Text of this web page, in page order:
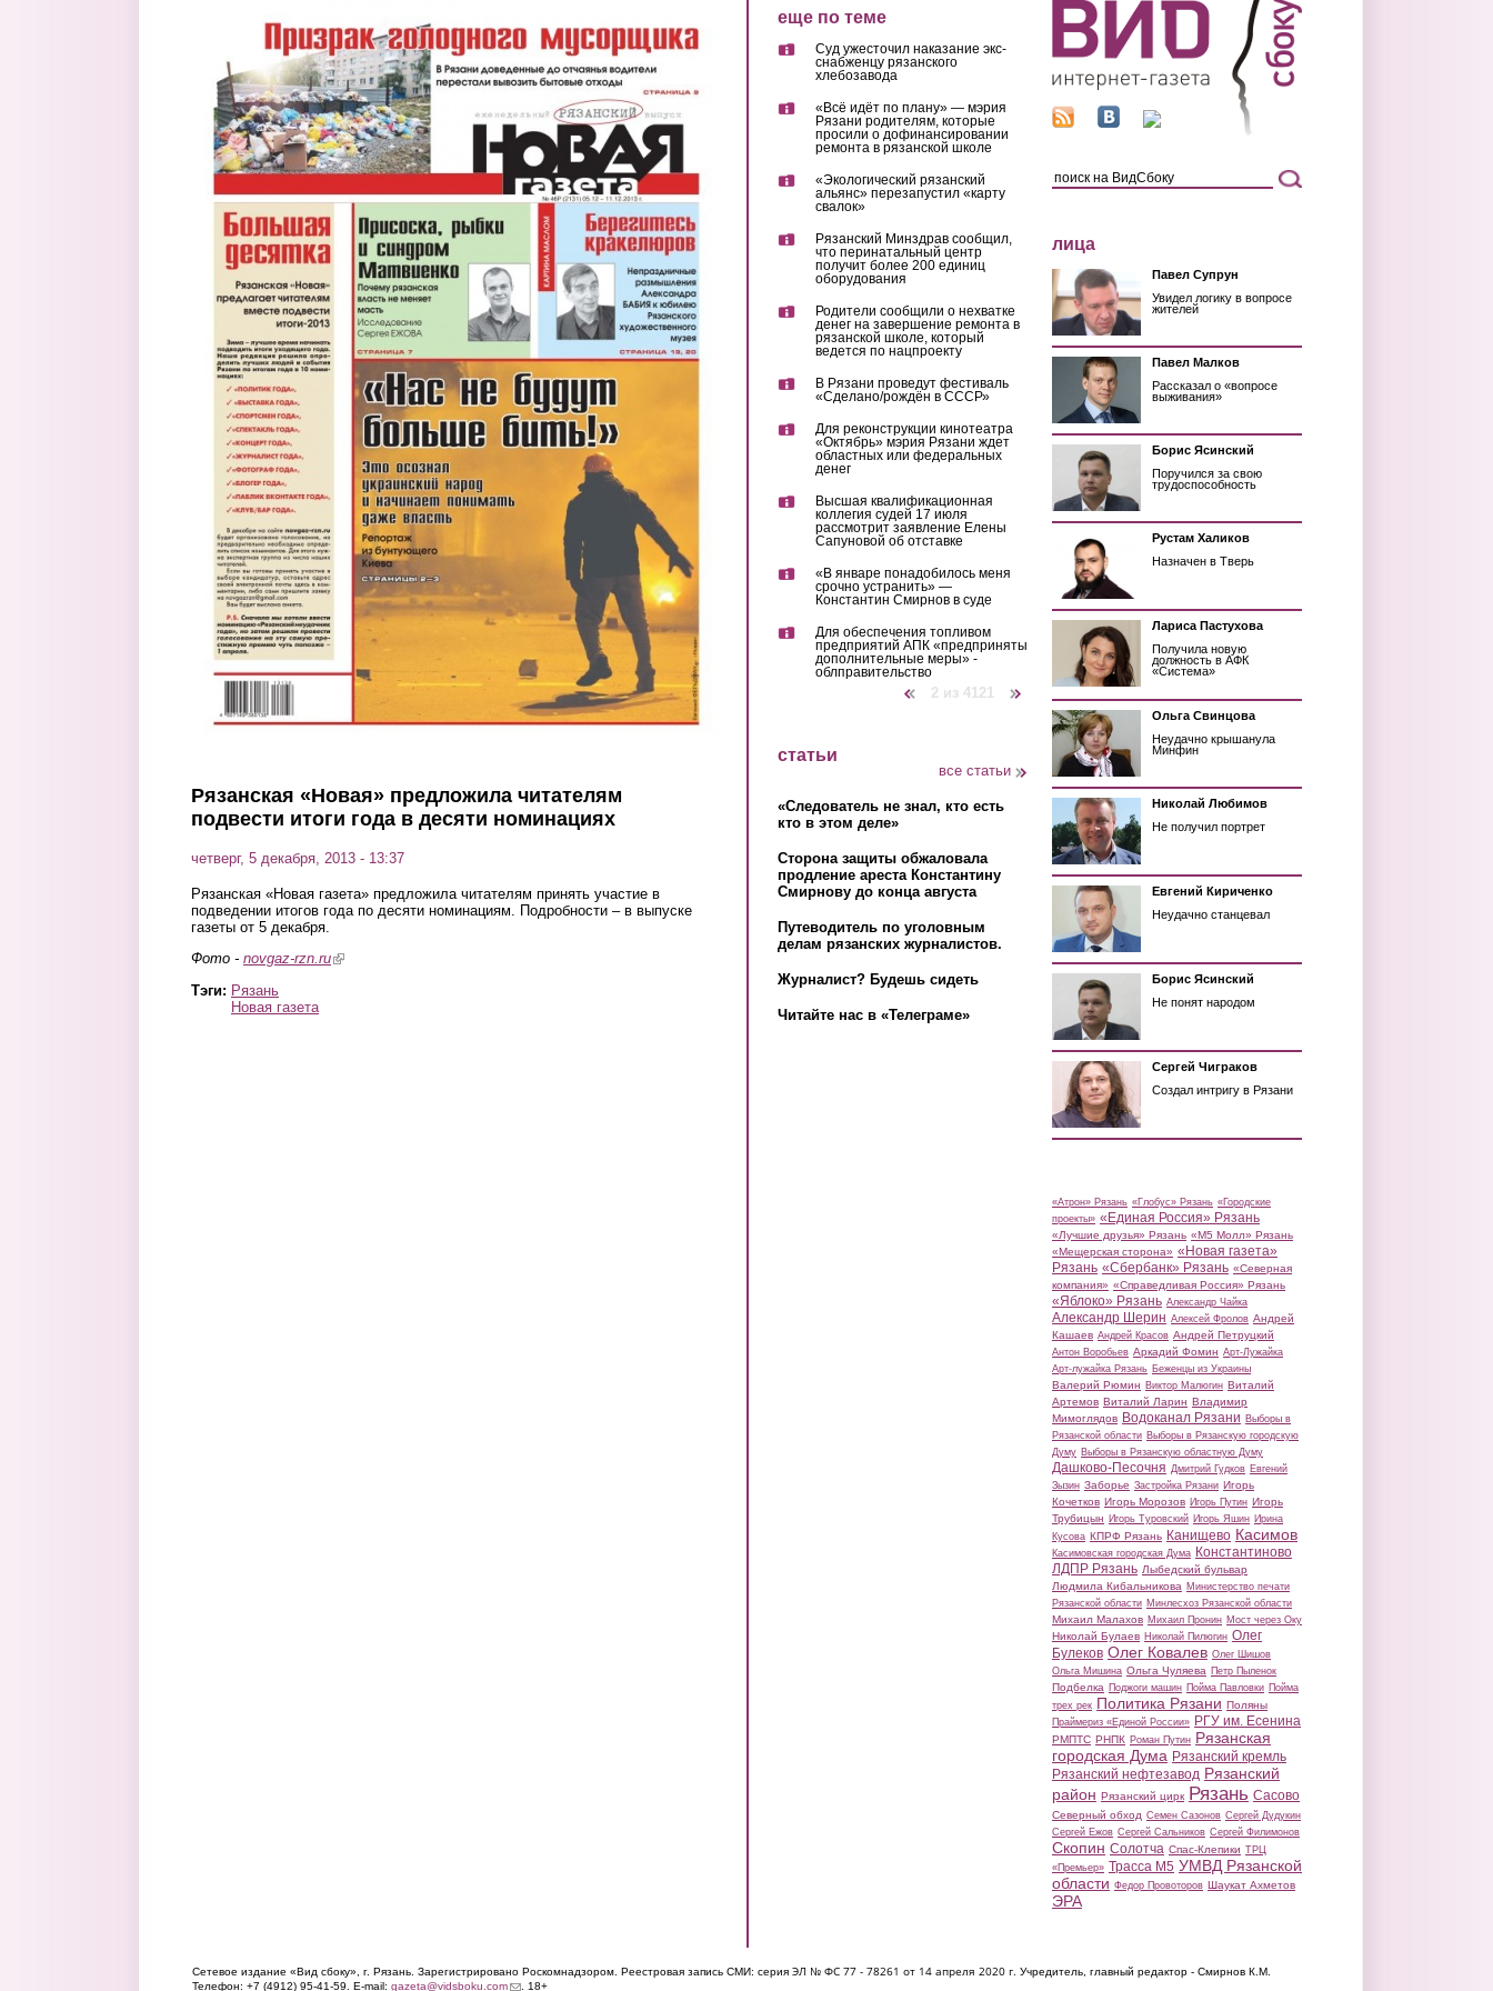
Рязанская «Новая» предложила читателям
подвести итоги года в десяти номинациях
четверг, 5 декабря, 2013 - 13:37
Рязанская «Новая газета» предложила читателям принять участие в
подведении итогов года по десяти номинациям. Подробности – в выпуске
газеты от 5 декабря.
Фото - novgaz-rzn.ru(link is external)
Тэги: Рязань
Новая газета
еще по теме
Суд ужесточил наказание экс-
снабженцу рязанского
хлебозавода
«Всё идёт по плану» — мэрия
Рязани родителям, которые
просили о дофинансировании
ремонта в рязанской школе
«Экологический рязанский
альянс» перезапустил «карту
свалок»
Рязанский Минздрав сообщил,
что перинатальный центр
получит более 200 единиц
оборудования
Родители сообщили о нехватке
денег на завершение ремонта в
рязанской школе, который
ведется по нацпроекту
В Рязани проведут фестиваль
«Сделано/рождён в СССР»
Для реконструкции кинотеатра
«Октябрь» мэрия Рязани ждет
областных или федеральных
денег
Высшая квалификационная
коллегия судей 17 июля
рассмотрит заявление Елены
Сапуновой об отставке
«В январе понадобилось меня
срочно устранить» —
Константин Смирнов в суде
Для обеспечения топливом
предприятий АПК «предприняты
дополнительные меры» -
облправительство
2 из 4121
статьи
все статьи
«Следователь не знал, кто есть
кто в этом деле»
Сторона защиты обжаловала
продление ареста Константину
Смирнову до конца августа
Путеводитель по уголовным
делам рязанских журналистов.
Журналист? Будешь сидеть
Читайте нас в «Телеграме»
лица
Павел Супрун
Увидел логику в вопросе
жителей
Павел Малков
Рассказал о «вопросе
выживания»
Борис Ясинский
Поручился за свою
трудоспособность
Рустам Халиков
Назначен в Тверь
Лариса Пастухова
Получила новую
должность в АФК
«Система»
Ольга Свинцова
Неудачно крышанула
Минфин
Николай Любимов
Не получил портрет
Евгений Кириченко
Неудачно станцевал
Борис Ясинский
Не понят народом
Сергей Чиграков
Создал интригу в Рязани
«Атрон» Рязань «Глобус» Рязань «Городские
проекты» «Единая Россия» Рязань
«Лучшие друзья» Рязань «М5 Молл» Рязань
«Мещерская сторона» «Новая газета»
Рязань «Сбербанк» Рязань «Северная
компания» «Справедливая Россия» Рязань
«Яблоко» Рязань Александр Чайка
Александр Шерин Алексей Фролов Андрей
Кашаев Андрей Красов Андрей Петруцкий
Антон Воробьев Аркадий Фомин Арт-Лужайка
Арт-лужайка Рязань Беженцы из Украины
Валерий Рюмин Виктор Малюгин Виталий
Артемов Виталий Ларин Владимир
Мимоглядов Водоканал Рязани Выборы в
Рязанской области Выборы в Рязанскую городскую
Думу Выборы в Рязанскую областную Думу
Дашково-Песочня Дмитрий Гудков Евгений
Зызин Заборье Застройка Рязани Игорь
Кочетков Игорь Морозов Игорь Путин Игорь
Трубицын Игорь Туровский Игорь Яшин Ирина
Кусова КПРФ Рязань Канищево Касимов
Касимовская городская Дума Константиново
ЛДПР Рязань Лыбедский бульвар
Людмила Кибальникова Министерство печати
Рязанской области Минлесхоз Рязанской области
Михаил Малахов Михаил Пронин Мост через Оку
Николай Булаев Николай Пилюгин Олег
Булеков Олег Ковалев Олег Шишов
Ольга Мишина Ольга Чуляева Петр Пыленок
Подбелка Поджоги машин Пойма Павловки Пойма
трех рек Политика Рязани Поляны
Праймериз «Единой России» РГУ им. Есенина
РМПТС РНПК Роман Путин Рязанская
городская Дума Рязанский кремль
Рязанский нефтезавод Рязанский
район Рязанский цирк Рязань Сасово
Северный обход Семен Сазонов Сергей Дудукин
Сергей Ежов Сергей Сальников Сергей Филимонов
Скопин Солотча Спас-Клепики ТРЦ
«Премьер» Трасса М5 УМВД Рязанской
области Федор Провоторов Шаукат Ахметов
ЭРА
Сетевое издание «Вид сбоку», г. Рязань. Зарегистрировано Роскомнадзором. Реестровая запись СМИ: серия ЭЛ № ФС 77 - 78261 от 14 апреля 2020 г. Учредитель, главный редактор - Смирнов К.М.
Телефон: +7 (4912) 95-41-59. E-mail: gazeta@vidsboku.com(link sends e-mail)
. 18+